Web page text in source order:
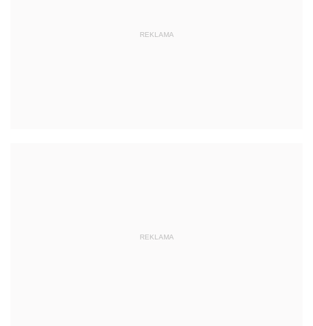
REKLAMA
REKLAMA